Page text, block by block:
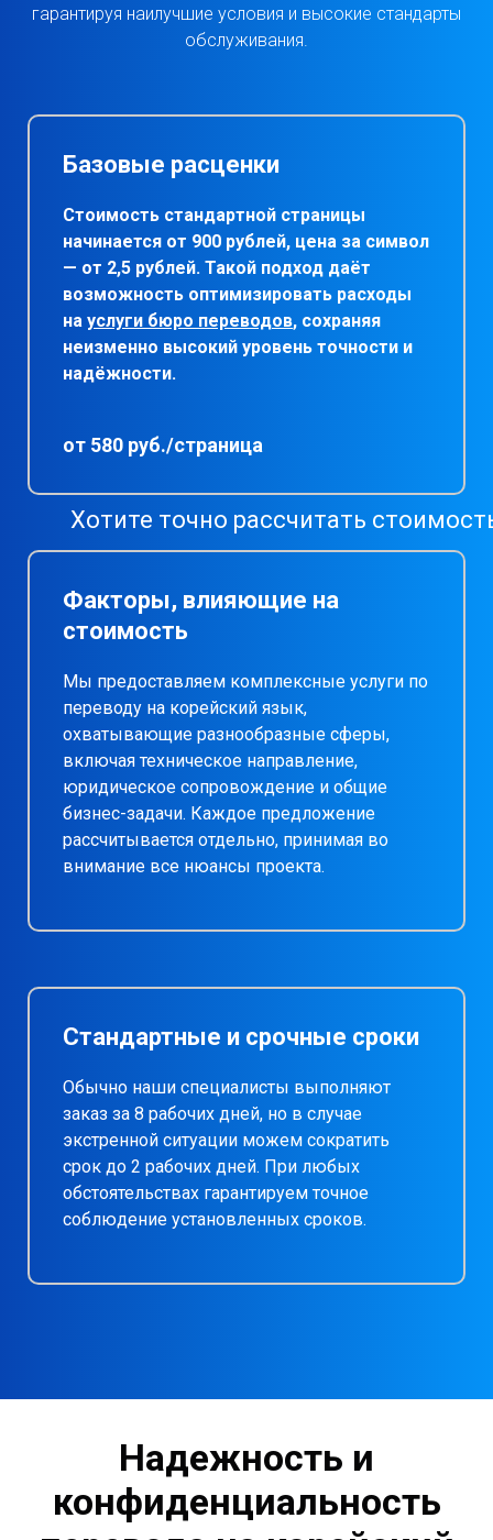
гарантируя наилучшие условия и высокие стандарты
обслуживания.
Базовые расценки
Стоимость стандартной страницы
начинается от 900 рублей, цена за символ
— от 2,5 рублей. Такой подход даёт
возможность оптимизировать расходы
на услуги бюро переводов, сохраняя
неизменно высокий уровень точности и
надёжности.
от 580 руб./страница
Факторы, влияющие на
стоимость
Мы предоставляем комплексные услуги по
переводу на корейский язык,
охватывающие разнообразные сферы,
включая техническое направление,
юридическое сопровождение и общие
бизнес-задачи. Каждое предложение
рассчитывается отдельно, принимая во
внимание все нюансы проекта.
Стандартные и срочные сроки
Обычно наши специалисты выполняют
заказ за 8 рабочих дней, но в случае
экстренной ситуации можем сократить
срок до 2 рабочих дней. При любых
обстоятельствах гарантируем точное
соблюдение установленных сроков.
Хотите точно рассчитать
Надежность и
конфиденциальность